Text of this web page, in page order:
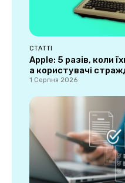
СТАТТІ
Apple: 5 разів, коли
а користувачі
1 Серпня 2026